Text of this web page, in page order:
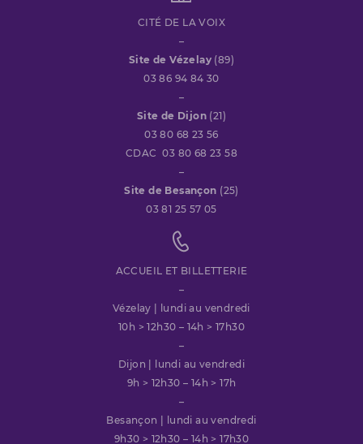
CITÉ DE LA VOIX
–
Site de Vézelay (89)
03 86 94 84 30
–
Site de Dijon (21)
03 80 68 23 56
CDAC 03 80 68 23 58
–
Site de Besançon (25)
03 81 25 57 05
ACCUEIL ET BILLETTERIE
–
Vézelay | lundi au vendredi
10h > 12h30 – 14h > 17h30
–
Dijon | lundi au vendredi
9h > 12h30 – 14h > 17h
–
Besançon | lundi au vendredi
9h30 > 12h30 – 14h > 17h30